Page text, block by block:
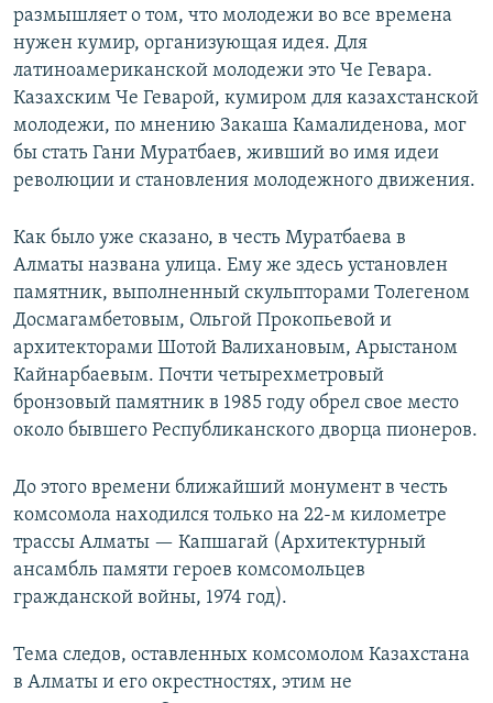
размышляет о том, что молодежи во все времена
нужен кумир, организующая идея. Для
латиноамериканской молодежи это Че Гевара.
Казахским Че Геварой, кумиром для казахстанской
молодежи, по мнению Закаша Камалиденова, мог
бы стать Гани Муратбаев, живший во имя идеи
революции и становления молодежного движения.
Как было уже сказано, в честь Муратбаева в
Алматы названа улица. Ему же здесь установлен
памятник, выполненный скульпторами Толегеном
Досмагамбетовым, Ольгой Прокопьевой и
архитекторами Шотой Валихановым, Арыстаном
Кайнарбаевым. Почти четырехметровый
бронзовый памятник в 1985 году обрел свое место
около бывшего Республиканского дворца пионеров.
До этого времени ближайший монумент в честь
комсомола находился только на 22-м километре
трассы Алматы — Капшагай (Архитектурный
ансамбль памяти героев комсомольцев
гражданской войны, 1974 год).
Тема следов, оставленных комсомолом Казахстана
в Алматы и его окрестностях, этим не